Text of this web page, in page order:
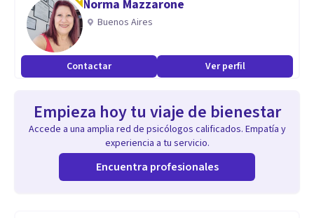
Norma Mazzarone
Buenos Aires
Contactar Ver perfil
Empieza hoy tu viaje de bienestar
Accede a una amplia red de psicólogos calificados. Empatía y
experiencia a tu servicio.
Encuentra profesionales